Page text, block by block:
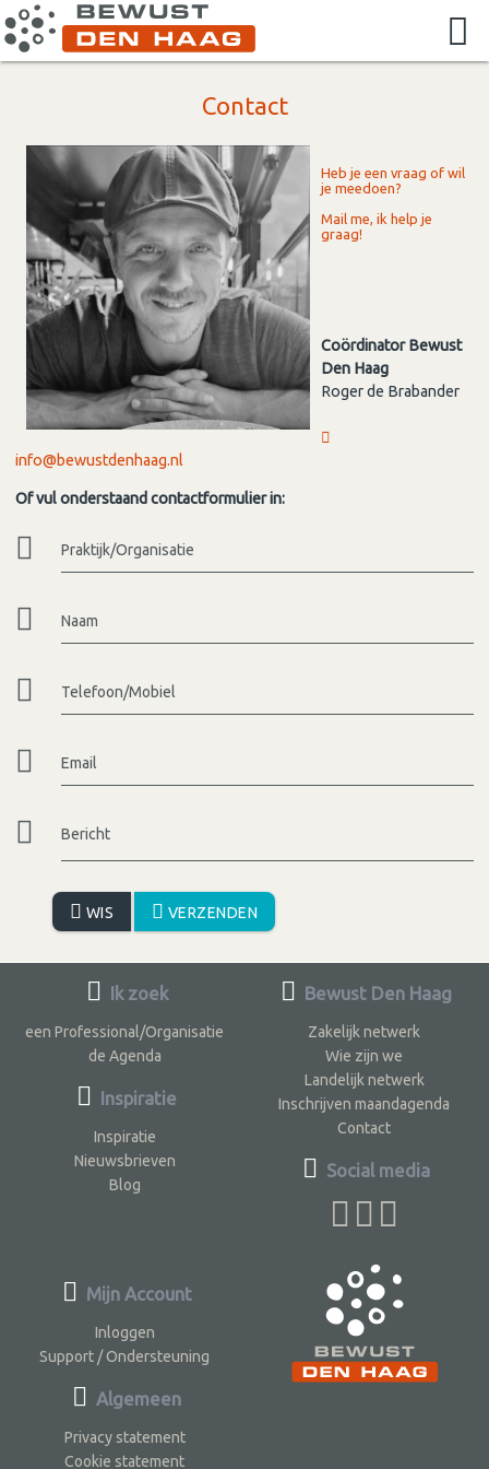
Contact
Heb je een vraag of wil
je meedoen?
Mail me, ik help je
graag!
Coördinator Bewust
Den Haag
Roger de Brabander
info@bewustdenhaag.nl
Of vul onderstaand contactformulier in:
Praktijk/Organisatie
Naam
Telefoon/Mobiel
Email
Bericht
WIS VERZENDEN
Ik zoek
een Professional/Organisatie
de Agenda
Inspiratie
Inspiratie
Nieuwsbrieven
Blog
Bewust Den Haag
Zakelijk netwerk
Wie zijn we
Landelijk netwerk
Inschrijven maandagenda
Contact
Social media
Mijn Account
Inloggen
Support / Ondersteuning
Algemeen
Privacy statement
Cookie statement